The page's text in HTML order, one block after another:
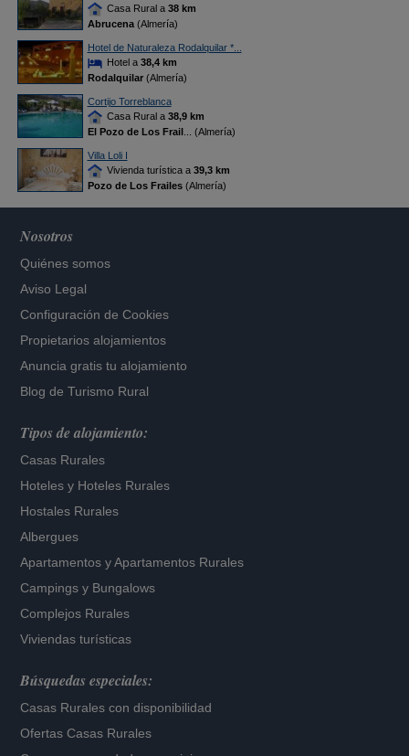
Casa Rural a 38 km
Abrucena(Almería)
Hotel de Naturaleza Rodalquilar *...
Hotel a 38,4 km
Rodalquilar(Almería)
Cortijo Torreblanca
Casa Rural a 38,9 km
El Pozo de Los Frail... (Almería)
Villa Loli I
Vivienda turística a 39,3 km
Pozo de Los Frailes(Almería)
Nosotros
Quiénes somos
Aviso Legal
Configuración de Cookies
Propietarios alojamientos
Anuncia gratis tu alojamiento
Blog de Turismo Rural
Tipos de alojamiento:
Casas Rurales
Hoteles y Hoteles Rurales
Hostales Rurales
Albergues
Apartamentos yApartamentos Rurales
Campings y Bungalows
Complejos Rurales
Viviendas turísticas
Búsquedas especiales:
Casas Rurales con disponibilidad
Ofertas Casas Rurales